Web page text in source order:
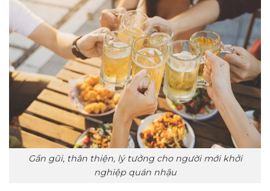
Gần gũi, thân thiện, lý tưởng cho người mới khởi
nghiệp quán nhậu